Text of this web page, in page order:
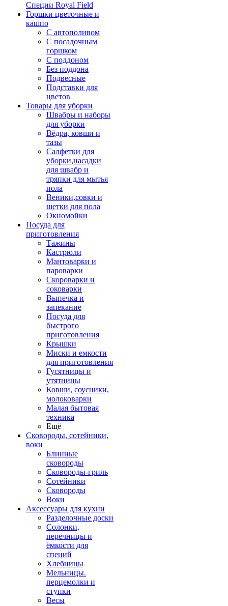
Специи Royal Field
Горшки цветочные и
кашпо
С автополивом
С посадочным
горшком
С поддоном
Без поддона
Подвесные
Подставки для
цветов
Товары для уборки
Швабры и наборы
для уборки
Вёдра, ковши и
тазы
Салфетки для
уборки,насадки
для швабр и
тряпки для мытья
пола
Веники,совки и
щетки для пола
Окномойки
Посуда для
приготовления
Тажины
Кастрюли
Мантоварки и
пароварки
Скороварки и
соковарки
Выпечка и
запекание
Посуда для
быстрого
приготовления
Крышки
Миски и емкости
для приготовления
Гусятницы и
утятницы
Ковши, соусники,
молоковарки
Малая бытовая
техника
Ещё
Сковороды, сотейники,
воки
Блинные
сковороды
Сковороды-гриль
Сотейники
Сковороды
Воки
Аксессуары для кухни
Разделочные доски
Солонки,
перечницы и
ёмкости для
специй
Хлебницы
Мельницы.
перцемолки и
ступки
Весы